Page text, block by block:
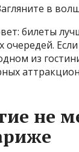
в
билеты
очередей.
из
не